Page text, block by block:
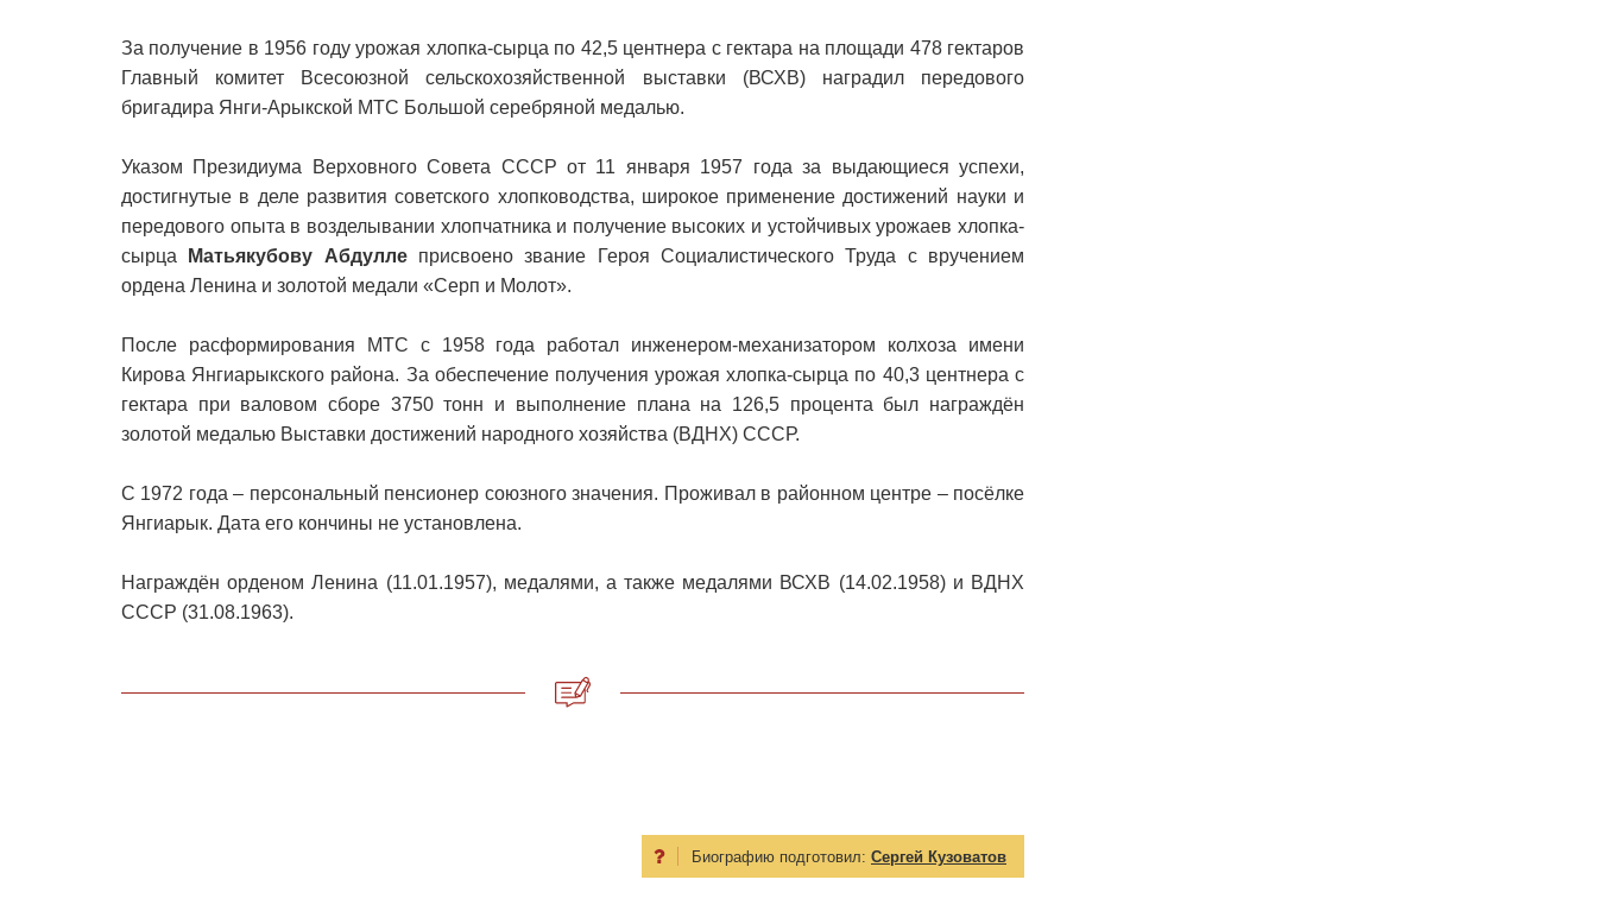
За получение в 1956 году урожая хлопка-сырца по 42,5 центнера с гектара на площади 478 гектаров
Главный комитет Всесоюзной сельскохозяйственной выставки (ВСХВ) наградил передового
бригадира Янги-Арыкской МТС Большой серебряной медалью.
Указом Президиума Верховного Совета СССР от 11 января 1957 года за выдающиеся успехи,
достигнутые в деле развития советского хлопководства, широкое применение достижений науки и
передового опыта в возделывании хлопчатника и получение высоких и устойчивых урожаев хлопка-
сырца
Матьякубову Абдуллеприсвоено звание Героя Социалистического Труда с вручением
ордена Ленина и золотой медали «Серп и Молот».
После расформирования МТС с 1958 года работал инженером-механизатором колхоза имени
Кирова Янгиарыкского района. За обеспечение получения урожая хлопка-сырца по 40,3 центнера с
гектара при валовом сборе 3750 тонн и выполнение плана на 126,5 процента был награждён
золотой медалью Выставки достижений народного хозяйства (ВДНХ) СССР.
С 1972 года – персональный пенсионер союзного значения. Проживал в районном центре – посёлке
Янгиарык. Дата его кончины не установлена.
Награждён орденом Ленина (11.01.1957), медалями, а также медалями ВСХВ (14.02.1958) и ВДНХ
СССР (31.08.1963).
Биографию подготовил: Сергей Кузоватов